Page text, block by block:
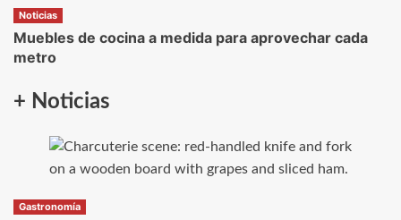
Noticias
Muebles de cocina a medida para aprovechar cada
metro
+ Noticias
Gastronomía